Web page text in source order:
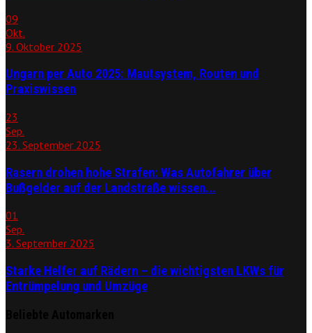
09
Okt.
9. Oktober 2025
Ungarn per Auto 2025: Mautsystem, Routen und
Praxiswissen
23
Sep.
23. September 2025
Rasern drohen hohe Strafen: Was Autofahrer über
Bußgelder auf der Landstraße wissen...
01
Sep.
3. September 2025
Starke Helfer auf Rädern – die wichtigsten LKWs für
Entrümpelung und Umzüge